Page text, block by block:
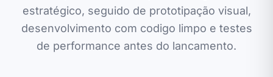
estratégico, seguido de prototipação visual,
desenvolvimento com codigo limpo e testes
de performance antes do lancamento.